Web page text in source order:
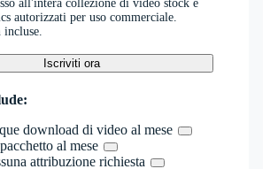
all'intera collezione di video stock e
autorizzati per uso commerciale.
Iscriviti ora
download di video al mese
al mese
attribuzione richiesta